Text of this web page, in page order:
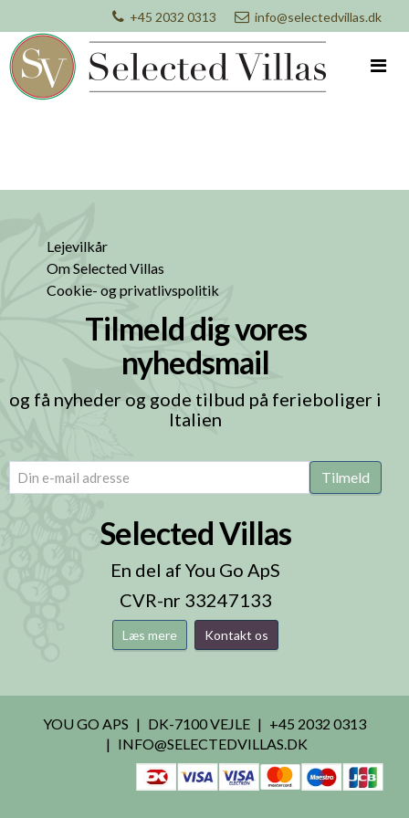
+45 2032 0313 info@selectedvillas.dk
Lejevilkår
Om Selected Villas
Cookie- og privatlivspolitik
Tilmeld dig vores
nyhedsmail
og få nyheder og gode tilbud på ferieboliger i
Italien
email (Påkrævet) Tilmeld
Selected Villas
En del af You Go ApS
CVR-nr 33247133
Læs mere Kontakt os
YOU GO APS DK-7100 VEJLE
+45 2032 0313
INFO@SELECTEDVILLAS.DK